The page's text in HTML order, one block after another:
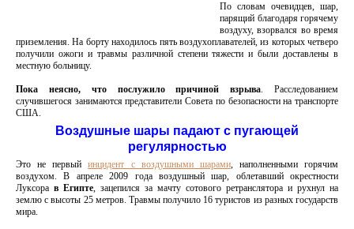
По словам очевидцев, шар,
парящий благодаря горячему
воздуху, взорвался во время
приземления. На борту находилось пять воздухоплавателей, из которых четверо
получили ожоги и травмы различной степени тяжести и были доставлены в
местную больницу.
Пока неясно, что послужило причиной взрыва. Расследованием
случившегося занимаются представители Совета по безопасности на транспорте
США.
Воздушные шары падают с пугающей
регулярностью
Это не первыйинцидент с воздушными шарами, наполненными горячим
воздухом. В апреле 2009 года воздушный шар, облетавший окрестности
Луксора в Египте, зацепился за мачту сотового ретранслятора и рухнул на
землю с высоты 25 метров. Травмы получило 16 туристов из разных государств
мира.